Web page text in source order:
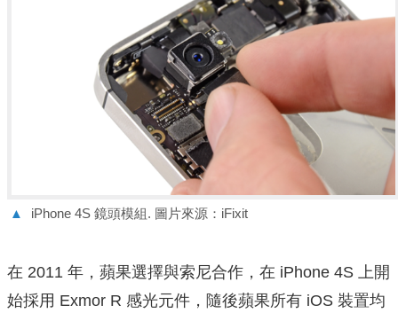
▲ iPhone 4S 鏡頭模組. 圖片來源：iFixit
在 2011 年，蘋果選擇與索尼合作，在 iPhone 4S 上開
始採用 Exmor R 感光元件，隨後蘋果所有 iOS 裝置均